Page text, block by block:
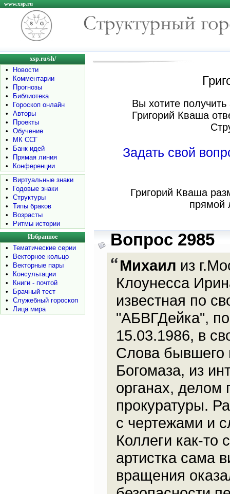
www.xsp.ru
xsp.ru/sh/
•
Новости
•
Комментарии
•
Прогнозы
•
Библиотека
•
Гороскоп онлайн
•
Авторы
•
Проекты
•
Обучение
•
МК ССГ
•
Банк идей
•
Прямая линия
•
Конференции
•
Виртуальные знаки
•
Годовые знаки
•
Структуры
•
Типы браков
•
Возрасты
•
Ритмы истории
Избранное
•
Тематические серии
•
Векторное кольцо
•
Векторные пары
•
Консультации
•
Книги - почтой
•
Брачный тест
•
Служебный гороскоп
•
Лица мира
Вы хотите
Григорий Кваша
Задать свой
Григорий Кваша
прямой
Вопрос 2985
Михаил из
Клоунесса
известная по
"АБВГДейка",
15.03.1986, в
Слова бывшего
Богомаза, из
органах, делом
прокуратуры.
с чертежами и
Коллеги как-то
артистка сама
вращения